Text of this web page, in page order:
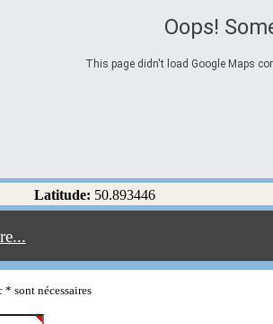
Oops!
This page didn't load Google Maps
Latitude: 50.893446
* sont nécessaires